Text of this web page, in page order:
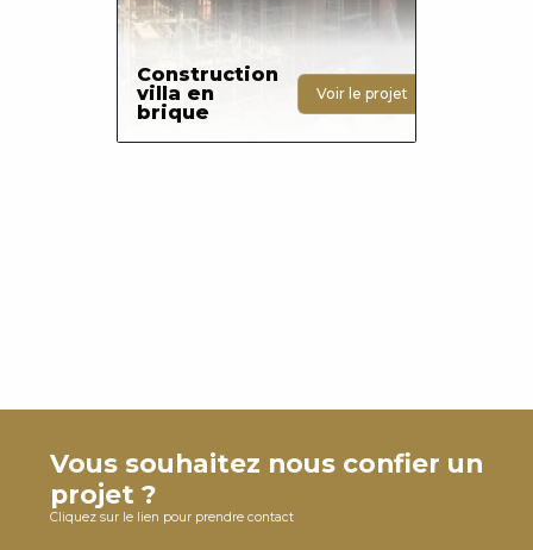
Construction
villa en
brique
Voir le projet
Vous souhaitez nous confier un
projet ?
Cliquez sur le lien pour prendre contact